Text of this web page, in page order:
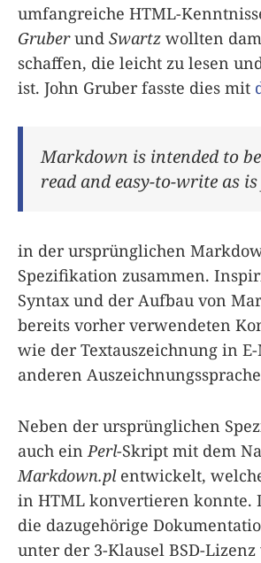
umfangreiche HTML-
Gruberund Swartz wollten
schaffen, die leicht zu lesen
ist. John Gruber fasste dies mit
Markdown is intended to
read and easy-to-write as is
in der ursprünglichen
Spezifikation zusammen.
Syntax und der Aufbau von
bereits vorher verwendeten
wie der Textauszeichnung in
anderen
Neben der ursprünglichen
auch ein Perl-Skript mit dem
Markdown.plentwickelt,
in HTML konvertieren konnte.
die dazugehörige
unter der 3-Klausel BSD-